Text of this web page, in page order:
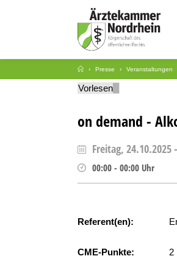
Presse Veranstaltungen
Vorlesen
on demand -
Freitag, 24.10.2025-
00:00 - 00:00 Uhr
Referent(en):
CME-Punkte: 2